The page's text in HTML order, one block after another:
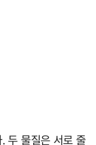
두 물질은 서로 줄